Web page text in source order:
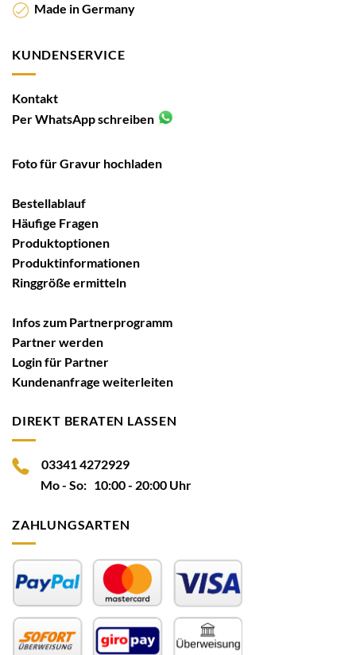
Made in Germany
KUNDENSERVICE
Kontakt
Per WhatsApp schreiben
Foto für Gravur hochladen
Bestellablauf
Häufige Fragen
Produktoptionen
Produktinformationen
Ringgröße ermitteln
Infos zum Partnerprogramm
Partner werden
Login für Partner
Kundenanfrage weiterleiten
DIREKT BERATEN LASSEN
03341 4272929
Mo - So: 10:00 - 20:00 Uhr
ZAHLUNGSARTEN